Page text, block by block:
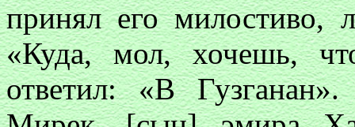
принял его милостиво,
«Куда, мол, хочешь,
ответил: «В